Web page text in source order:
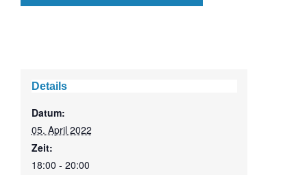
Details
Datum:
05. April 2022
Zeit:
18:00 - 20:00